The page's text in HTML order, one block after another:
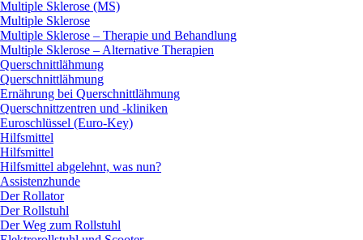
Multiple Sklerose (MS)
Multiple Sklerose
Multiple Sklerose – Therapie und Behandlung
Multiple Sklerose – Alternative Therapien
Querschnittlähmung
Querschnittlähmung
Ernährung bei Querschnittlähmung
Querschnittzentren und -kliniken
Euroschlüssel (Euro-Key)
Hilfsmittel
Hilfsmittel
Hilfsmittel abgelehnt, was nun?
Assistenzhunde
Der Rollator
Der Rollstuhl
Der Weg zum Rollstuhl